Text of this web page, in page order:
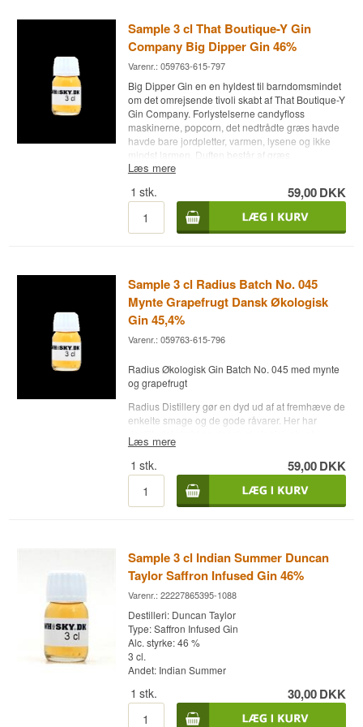
Navn: GB Grand Botanical
Årgang: 2019
Type: Dry Gin
Alc. styrke: 37,5 %
3 cl.
Sample 3 cl That Boutique-Y Gin
Company Big Dipper Gin 46%
Varenr.: 059763-615-797
Big Dipper Gin en en hyldest til barndomsmindet
om det omrejsende tivoli skabt af That Boutique-Y
Gin Company. Forlystelserne candyfloss
maskinerne, popcorn, det nedtrådte græs havde
havde bare jordpletter, varmen, lysene og ikke
mindst larmen. Duften består af græs,
kardemomme, floral og olieret røg. Smagen
noterne, citrus, kakao og smør popcorn skaber en
Destilleri: That Boutique-Y Gin Company
Type: London Dry Gin
Alc. styrke: 46 %
3 cl.
Læs mere
1 stk. 59,00DKK
Sample 3 cl Radius Batch No. 045
Mynte Grapefrugt Dansk Økologisk
Gin 45,4%
Varenr.: 059763-615-796
Radius Økologisk Gin Batch No. 045 med mynte
og grapefrugt
Radius Distillery gør en dyd ud af at fremhæve de
enkelte smage og de gode råvarer. Her har
højeste kvalitet i rammerne på Oremandsgaard
Gods. Batch 045 er en tør og fyldig gin med
masser af grapefrugt og humle, som
efterfølgende skiftes ud mynte og havtorn.
gins fra Radius her.
Botanicals: Enebær, grapefrugt, mynte, havtorn
og humle
Land: Danmark
Type: Dansk Økologisk Gin
3 cl.
Læs mere
1 stk. 59,00DKK
Sample 3 cl Indian Summer Duncan
Taylor Saffron Infused Gin 46%
Varenr.: 22227865395-1088
Destilleri: Duncan Taylor
Type: Saffron Infused Gin
Alc. styrke: 46 %
3 cl.
Andet: Indian Summer
1 stk. 30,00DKK